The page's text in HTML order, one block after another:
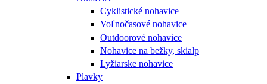
Cyklistické nohavice
Voľnočasové nohavice
Outdoorové nohavice
Nohavice na bežky, skialp
Lyžiarske nohavice
Plavky